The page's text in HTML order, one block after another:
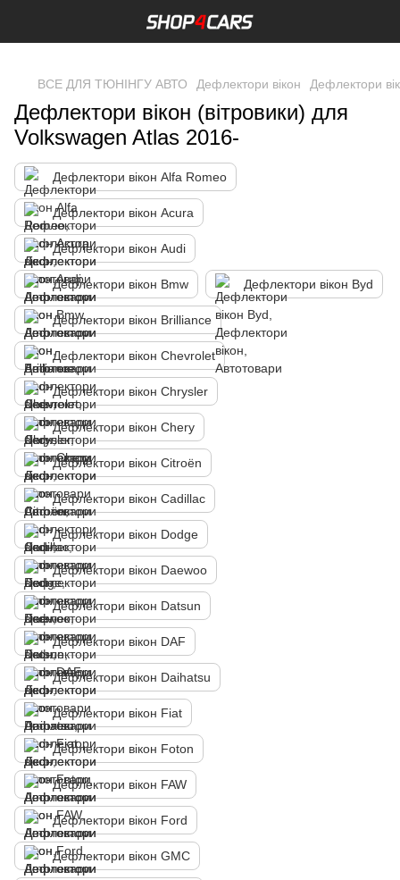
ВСЕ ДЛЯ ТЮНІНГУ АВТО Дефлектори вікон Дефлектори
Дефлектори вікон (вітровики) для
Volkswagen Atlas 2016-
Дефлектори вікон Alfa Romeo
Дефлектори вікон Acura
Дефлектори вікон Audi
Дефлектори вікон Bmw Дефлектори вікон Byd
Дефлектори вікон Brilliance
Дефлектори вікон Chevrolet
Дефлектори вікон Chrysler
Дефлектори вікон Chery
Дефлектори вікон Citroën
Дефлектори вікон Cadillac
Дефлектори вікон Dodge
Дефлектори вікон Daewoo
Дефлектори вікон Datsun
Дефлектори вікон DAF
Дефлектори вікон Daihatsu
Дефлектори вікон Fiat
Дефлектори вікон Foton
Дефлектори вікон FAW
Дефлектори вікон Ford
Дефлектори вікон GMC